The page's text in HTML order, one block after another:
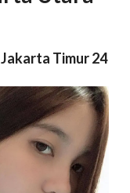
Timur 24